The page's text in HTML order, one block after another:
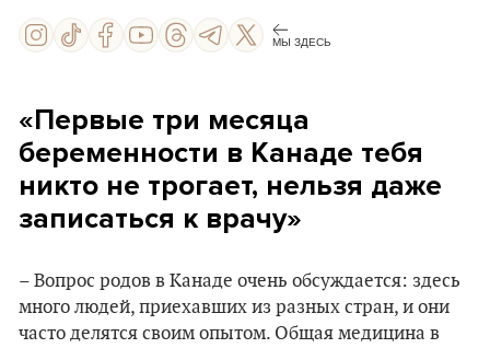
МЫ ЗДЕСЬ
«Первые три месяца
беременности в Канаде тебя
никто не трогает, нельзя даже
записаться к врачу»
– Вопрос родов в Канаде очень обсуждается: здесь
много людей, приехавших из разных стран, и они
часто делятся своим опытом. Общая медицина в